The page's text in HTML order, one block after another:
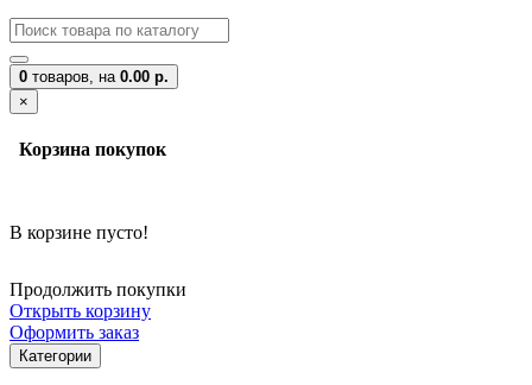
0 товаров, на 0.00 р.
×
Корзина покупок
В корзине пусто!
Продолжить покупки
Открыть корзину
Оформить заказ
Категории